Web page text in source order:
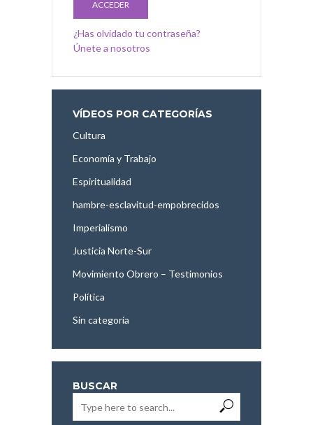
¿Has olvidado tu contraseña?
Únete a nosotros
VÍDEOS POR CATEGORÍAS
Cultura
Economía y Trabajo
Espiritualidad
hambre-esclavitud-empobrecidos
Imperialismo
Justicia Norte-Sur
Movimiento Obrero – Testimonios
Política
Sin categoría
BUSCAR